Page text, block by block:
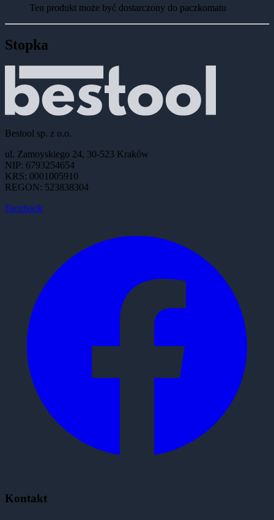
Ten produkt może być dostarczony do paczkomatu
Stopka
Bestool sp. z o.o.
ul. Zamoyskiego 24, 30-523 Kraków
NIP: 6793254654
KRS: 0001005910
REGON: 523838304
Facebook
Kontakt